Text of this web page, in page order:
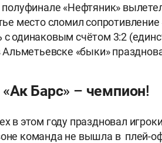
«Нефтяник»
место сломил
с одинаковым счётом 3:2
«быки»
«Ак Барс» – чемпион!
в этом году праздновал
команда не вышла в плей-